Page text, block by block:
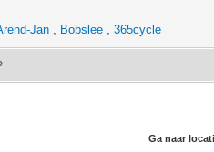
Jan , Bobslee , 365cycle
Ga naar